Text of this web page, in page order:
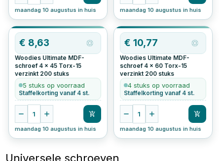
maandag 10 augustus in huis maandag 10 augustus in huis
€ 8,63
Woodies Ultimate MDF-
schroef 4 x 45 Torx-15
verzinkt 200 stuks
5 stuks op voorraad
Staffelkorting vanaf 4 st.
1
maandag 10 augustus in huis
€ 10,77
Woodies Ultimate MDF-
schroef 4 x 60 Torx-15
verzinkt 200 stuks
4 stuks op voorraad
Staffelkorting vanaf 4 st.
1
maandag 10 augustus in huis
Universele schroeven